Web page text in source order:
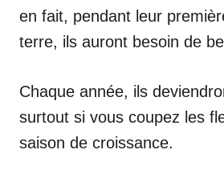
en fait, pendant leur
terre, ils auront besoin de
Chaque année, ils
surtout si vous coupez les
saison de croissance.